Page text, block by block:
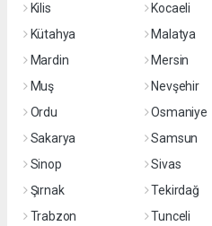
Kilis
Kocaeli
Kütahya
Malatya
Mardin
Mersin
Muş
Nevşehir
Ordu
Osmaniye
Sakarya
Samsun
Sinop
Sivas
Şırnak
Tekirdağ
Trabzon
Tunceli